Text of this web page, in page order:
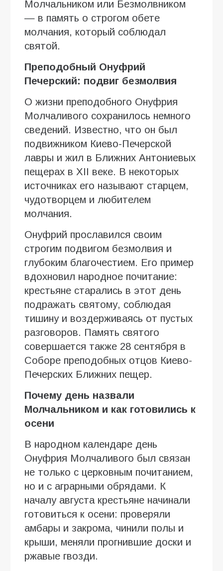
Молчальником или Безмолвником
— в память о строгом обете
молчания, который соблюдал
святой.
Преподобный Онуфрий
Печерский: подвиг безмолвия
О жизни преподобного Онуфрия
Молчаливого сохранилось немного
сведений. Известно, что он был
подвижником Киево-Печерской
лавры и жил в Ближних Антониевых
пещерах в XII веке. В некоторых
источниках его называют старцем,
чудотворцем и любителем
молчания.
Онуфрий прославился своим
строгим подвигом безмолвия и
глубоким благочестием. Его пример
вдохновил народное почитание:
крестьяне старались в этот день
подражать святому, соблюдая
тишину и воздерживаясь от пустых
разговоров. Память святого
совершается также 28 сентября в
Соборе преподобных отцов Киево-
Печерских Ближних пещер.
Почему день назвали
Молчальником и как готовились к
осени
В народном календаре день
Онуфрия Молчаливого был связан
не только с церковным почитанием,
но и с аграрными обрядами. К
началу августа крестьяне начинали
готовиться к осени: проверяли
амбары и закрома, чинили полы и
крыши, меняли прогнившие доски и
ржавые гвозди.